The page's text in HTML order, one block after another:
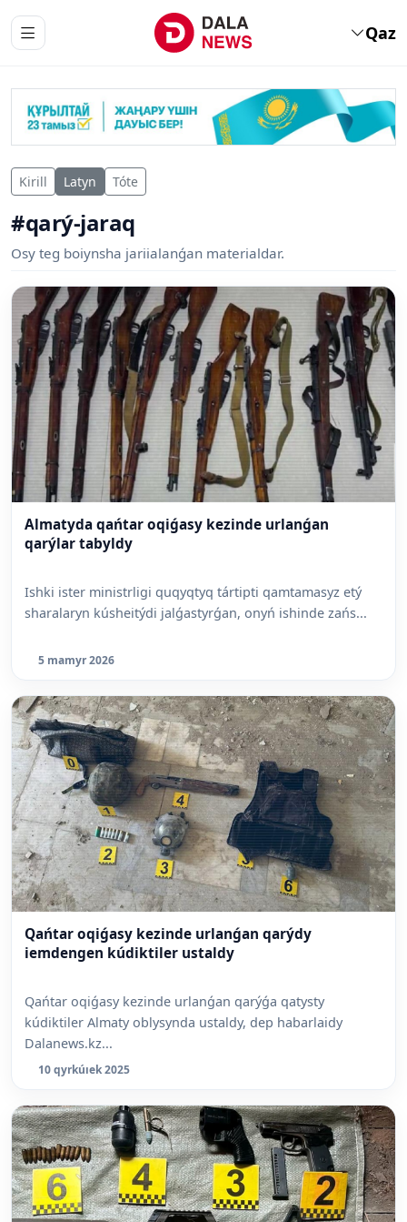
Qaz
Kirill Latyn Tóte
#qarý-jaraq
Osy teg boiynsha jariialanǵan materialdar.
Almatyda qańtar oqiǵasy kezinde urlanǵan
qarýlar tabyldy
Ishki ister ministrligi quqyqtyq tártipti qamtamasyz etý
sharalaryn kúsheitýdi jalǵastyrǵan, onyń ishinde zańs...
5 mamyr 2026
Qańtar oqiǵasy kezinde urlanǵan qarýdy
iemdengen kúdiktiler ustaldy
Qańtar oqiǵasy kezinde urlanǵan qarýǵa qatysty
kúdiktiler Almaty oblysynda ustaldy, dep habarlaidy
Dalanews.kz...
10 qyrkúıek 2025